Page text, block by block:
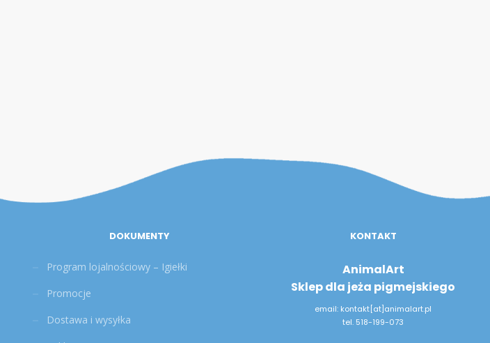
DOKUMENTY
Program lojalnościowy – Igiełki
Promocje
Dostawa i wysyłka
KONTAKT
AnimalArt
Sklep dla jeża pigmejskiego
email: kontakt[at]animalart.pl
tel. 518-199-073